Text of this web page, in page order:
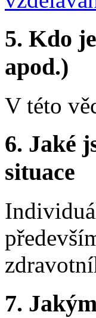
5. Kdo
apod.)
V této
6. Jaké
situace
7.